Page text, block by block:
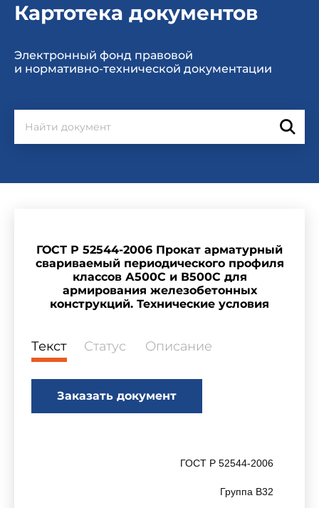
Картотека документов
Электронный фонд правовой
и нормативно-технической документации
ГОСТ Р 52544-2006 Прокат арматурный
свариваемый периодического профиля
классов А500С и В500С для
армирования железобетонных
конструкций. Технические условия
Текст Статус Описание
Заказать документ
ГОСТ Р 52544-2006
Группа В32